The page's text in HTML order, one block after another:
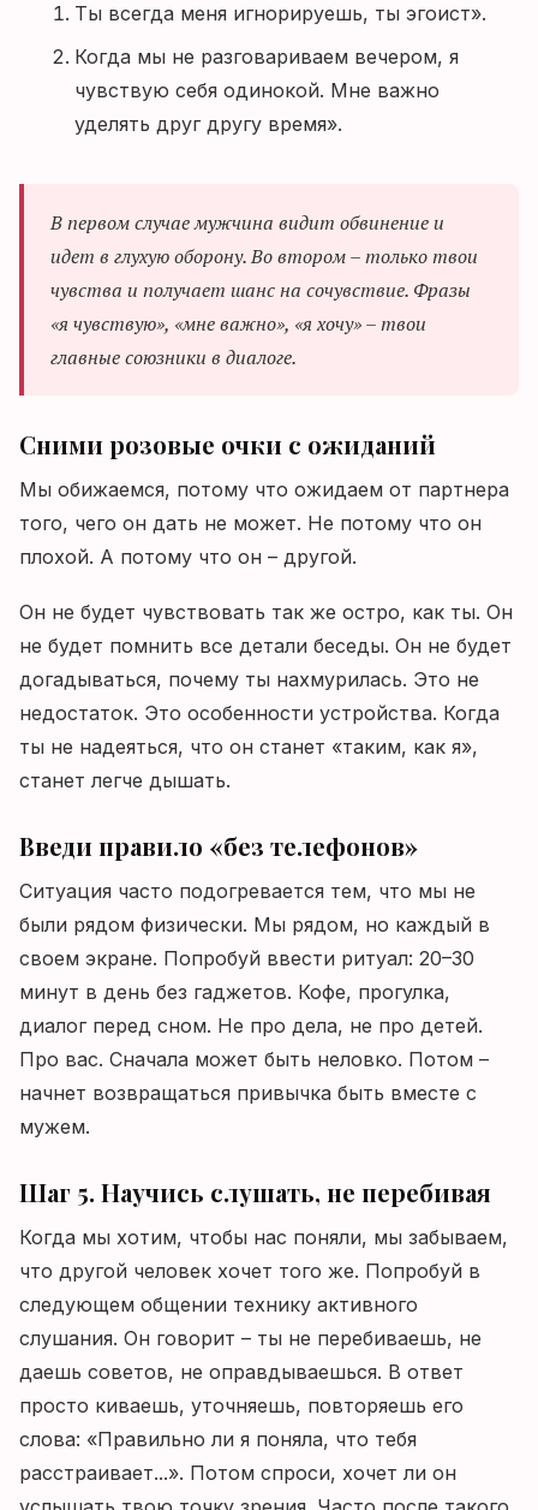
Ты всегда меня игнорируешь, ты эгоист».
Когда мы не разговариваем вечером, я
чувствую себя одинокой. Мне важно
уделять друг другу время».
В первом случае мужчина видит обвинение и
идет в глухую оборону. Во втором – только твои
чувства и получает шанс на сочувствие. Фразы
«я чувствую», «мне важно», «я хочу» – твои
главные союзники в диалоге.
Сними розовые очки с ожиданий
Мы обижаемся, потому что ожидаем от партнера
того, чего он дать не может. Не потому что он
плохой. А потому что он – другой.
Он не будет чувствовать так же остро, как ты. Он
не будет помнить все детали беседы. Он не будет
догадываться, почему ты нахмурилась. Это не
недостаток. Это особенности устройства. Когда
ты не надеяться, что он станет «таким, как я»,
станет легче дышать.
Введи правило «без телефонов»
Ситуация часто подогревается тем, что мы не
были рядом физически. Мы рядом, но каждый в
своем экране. Попробуй ввести ритуал: 20–30
минут в день без гаджетов. Кофе, прогулка,
диалог перед сном. Не про дела, не про детей.
Про вас. Сначала может быть неловко. Потом –
начнет возвращаться привычка быть вместе с
мужем.
Шаг 5. Научись слушать, не перебивая
Когда мы хотим, чтобы нас поняли, мы забываем,
что другой человек хочет того же. Попробуй в
следующем общении технику активного
слушания. Он говорит – ты не перебиваешь, не
даешь советов, не оправдываешься. В ответ
просто киваешь, уточняешь, повторяешь его
слова: «Правильно ли я поняла, что тебя
расстраивает...». Потом спроси, хочет ли он